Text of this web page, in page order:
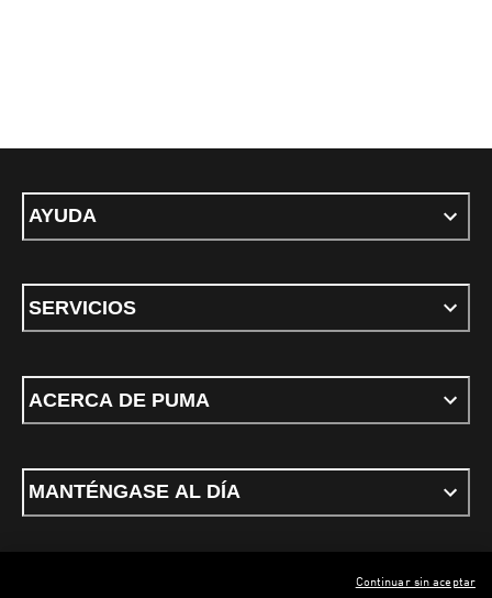
AYUDA
SERVICIOS
ACERCA DE PUMA
MANTÉNGASE AL DÍA
Continuar sin aceptar